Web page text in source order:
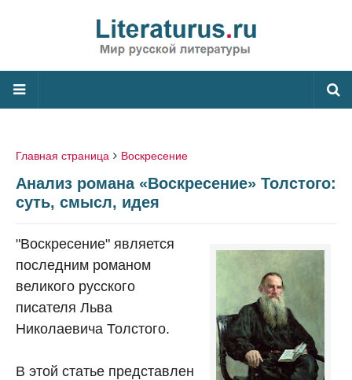
Главная страница Воскресение
Анализ романа «Воскресение» Толстого:
суть, смысл, идея
"Воскресение" является
последним романом
великого русского
писателя Льва
Николаевича Толстого.
В этой статье представлен